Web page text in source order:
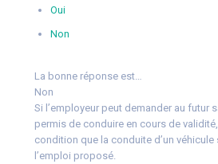
Oui
Non
La bonne réponse est…
Non
Si l’employeur peut demander au futur
permis de conduire en cours de validité,
condition que la conduite d’un
l’emploi proposé.